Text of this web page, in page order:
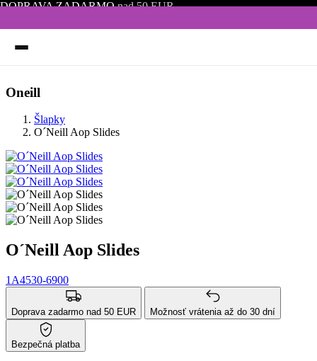
DOPRAVA ZADARMOnad 50 EUR
Oneill
Šlapky
O´Neill Aop Slides
O´Neill Aop Slides
1A4530-6900
Doprava zadarmo nad 50 EUR Možnosť vrátenia až do 30 dní
Bezpečná platba